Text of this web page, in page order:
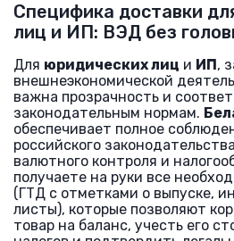
Специфика доставки
лиц и ИП: ВЭД без
Для юридических лиц и ИП,
внешнеэкономической
важна прозрачность и
законодательным нормам.
обеспечивает полное
российского
валютного контроля и
получаете на руки все
(ГТД с отметками о выпуске,
листы), которые позволяют
товар на баланс, учесть его